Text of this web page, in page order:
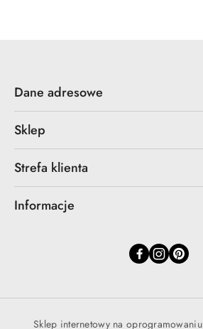
Dane adresowe
Sklep
Strefa klienta
Informacje
Sklep internetowy na oprogramowaniu